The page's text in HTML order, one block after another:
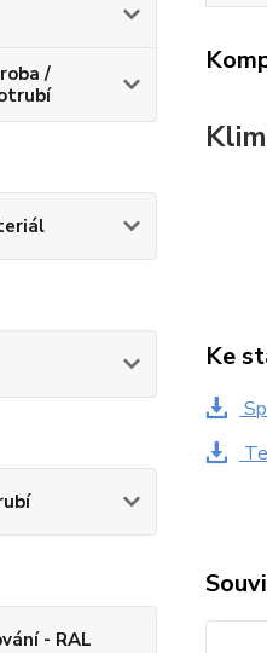
/
- RAL
Ke